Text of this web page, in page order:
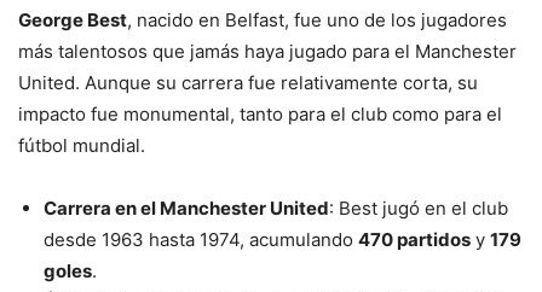
George Best, nacido en Belfast, fue uno de los jugadores
más talentosos que jamás haya jugado para el Manchester
United. Aunque su carrera fue relativamente corta, su
impacto fue monumental, tanto para el club como para el
fútbol mundial.
Carrera en el Manchester United: Best jugó en el club
desde 1963 hasta 1974, acumulando 470 partidos y 179
goles.